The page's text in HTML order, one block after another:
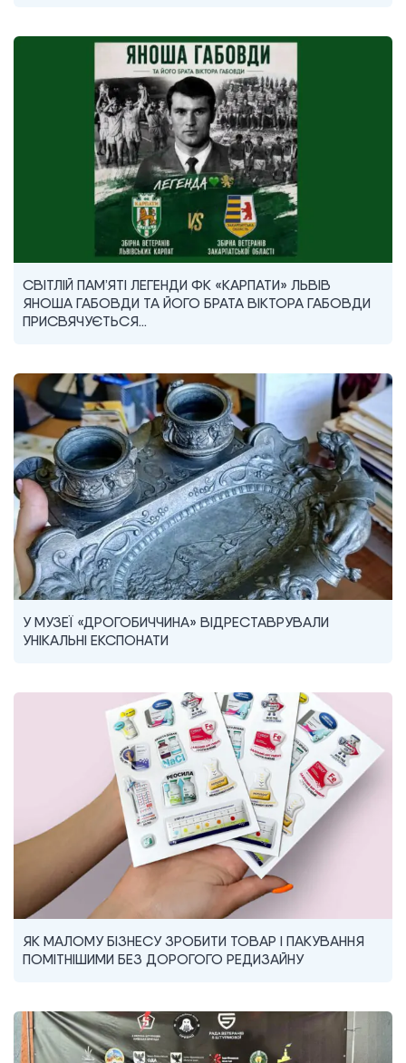
СВІТЛІЙ ПАМ’ЯТІ ЛЕГЕНДИ ФК «КАРПАТИ» ЛЬВІВ
ЯНОША ГАБОВДИ ТА ЙОГО БРАТА ВІКТОРА ГАБОВДИ
ПРИСВЯЧУЄТЬСЯ…
У МУЗЕЇ «ДРОГОБИЧЧИНА» ВІДРЕСТАВРУВАЛИ
УНІКАЛЬНІ ЕКСПОНАТИ
ЯК МАЛОМУ БІЗНЕСУ ЗРОБИТИ ТОВАР І ПАКУВАННЯ
ПОМІТНІШИМИ БЕЗ ДОРОГОГО РЕДИЗАЙНУ